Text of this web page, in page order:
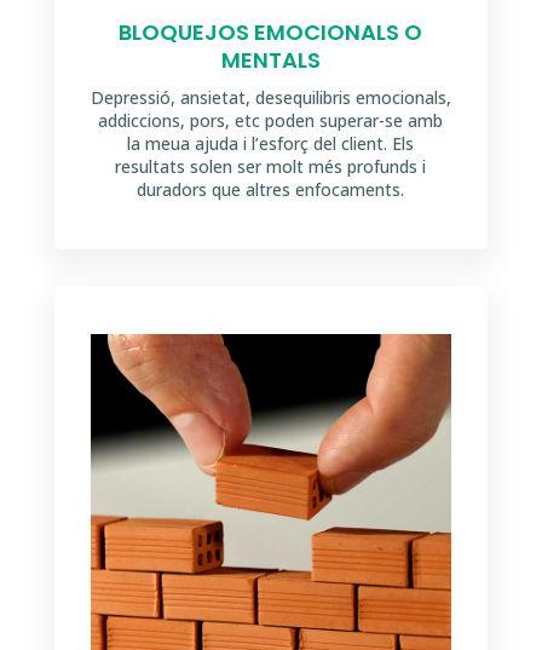
BLOQUEJOS EMOCIONALS O
MENTALS
Depressió, ansietat, desequilibris emocionals,
addiccions, pors, etc poden superar-se amb
la meua ajuda i l’esforç del client. Els
resultats solen ser molt més profunds i
duradors que altres enfocaments.